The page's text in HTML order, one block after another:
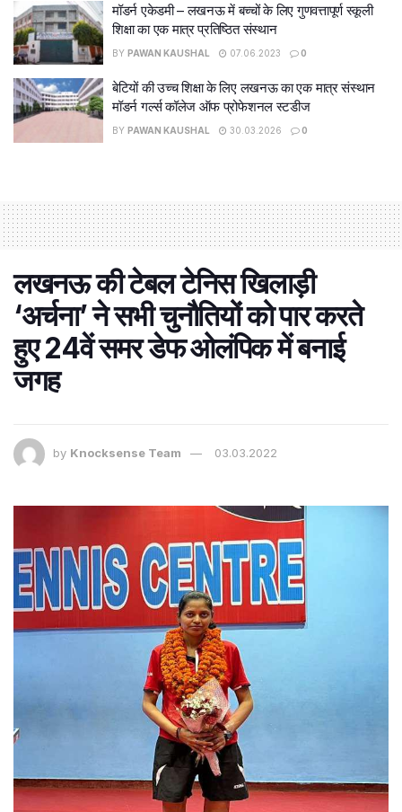
मॉडर्न एकेडमी – लखनऊ में बच्चों के लिए गुणवत्तापूर्ण स्कूली
शिक्षा का एक मात्र प्रतिष्ठित संस्थान
BY PAWAN KAUSHAL 07.06.2023 0
बेटियों की उच्च शिक्षा के लिए लखनऊ का एक मात्र संस्थान
मॉडर्न गर्ल्स कॉलेज ऑफ प्रोफेशनल स्टडीज
BY PAWAN KAUSHAL 30.03.2026 0
लखनऊ की टेबल टेनिस खिलाड़ी
‘अर्चना’ ने सभी चुनौतियों को पार करते
हुए 24वें समर डेफ ओलंपिक में बनाई
जगह
by Knocksense Team 03.03.2022